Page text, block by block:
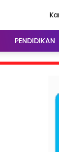
PENDIDIKAN